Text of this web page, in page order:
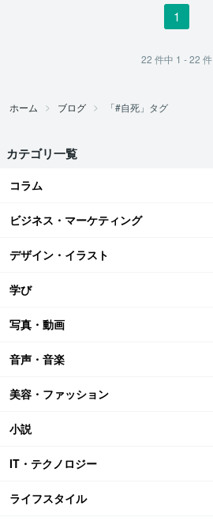
1
22 件中 1 - 22 件
ホーム ブログ 「#自死」タグ
カテゴリ一覧
コラム
ビジネス・マーケティング
デザイン・イラスト
学び
写真・動画
音声・音楽
美容・ファッション
小説
IT・テクノロジー
ライフスタイル